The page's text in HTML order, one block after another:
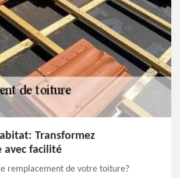
Transformez
facilité
le remplacement de votre toiture?